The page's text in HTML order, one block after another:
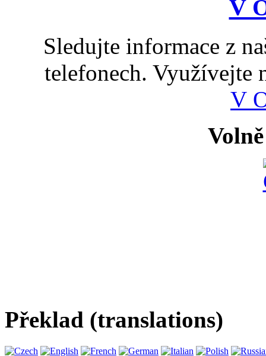
Sledujte informace z
telefonech. Využívejte
V
Překlad (translations)